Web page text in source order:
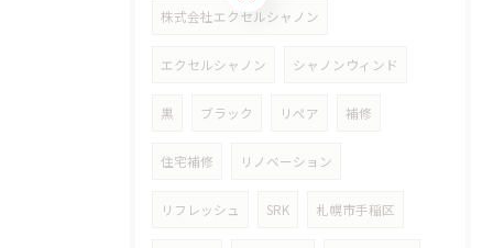
株式会社エクセルシャノン
エクセルシャノン シャノンウィンド
黒 ブラック リペア 補修
住宅補修 リノベーション
リフレッシュ SRK 札幌市手稲区